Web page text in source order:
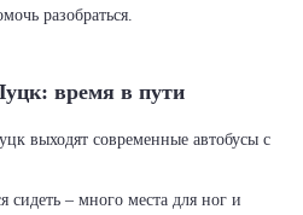
разобраться.
время в пути
выходят современные автобусы с
сидеть – много места для ног и